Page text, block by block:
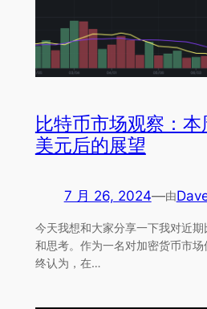
比特币市场观察：本
美元后的展望
7 月 26, 2024—由
今天我想和大家分享一下我对近
和思考。作为一名对加密货币市
终认为，在…